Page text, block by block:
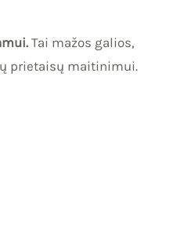
Tai mažos galios,
prietaisų maitinimui.